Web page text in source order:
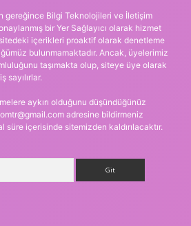
gereğince Bilgi Teknolojileri ve İletişim
bir Yer Sağlayıcı olarak hizmet
içerikleri proaktif olarak denetleme
bulunmamaktadır. Ancak, üyelerimiz
taşımakta olup, siteye üye olarak
sayılırlar.
aykırı olduğunu düşündüğünüz
adresine bildirmeniz
içerisinde sitemizden kaldırılacaktır.